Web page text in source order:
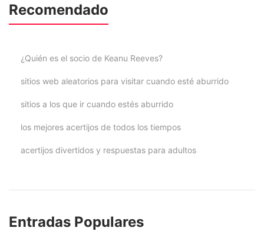
Recomendado
¿Quién es el socio de Keanu Reeves?
sitios web aleatorios para visitar cuando esté aburrido
sitios a los que ir cuando estés aburrido
los mejores acertijos de todos los tiempos
acertijos divertidos y respuestas para adultos
Entradas Populares